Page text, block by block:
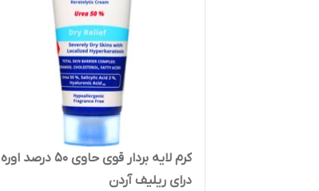
کرم لایه بردار قوی حاوی 50 درصد اوره
درای ریلیف آردن